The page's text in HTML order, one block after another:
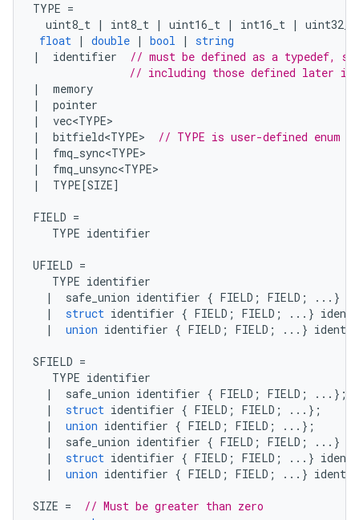
TYPE =
uint8_t | int8_t | uint16_t | int16_t |
float | double | bool |
string
|
identifier
// must be defined as a typedef,
// including those defined later
|
memory
|
pointer
|
vec<TYPE>
|
bitfield<TYPE>
// TYPE is user-defined enum
|
fmq_sync<TYPE>
|
fmq_unsync<TYPE>
|
TYPE[SIZE]
FIELD =
TYPE identifier
UFIELD =
TYPE identifier
|
safe_union identifier { FIELD ; FIELD ; ...}
|
struct identifier { FIELD ; FIELD ; ...}
|
union identifier { FIELD ; FIELD ; ...}
SFIELD =
TYPE identifier
|
safe_union identifier { FIELD ; FIELD ;
...};
|
struct identifier { FIELD ; FIELD ;
...};
|
union identifier { FIELD ; FIELD ;
...};
|
safe_union identifier { FIELD ; FIELD ; ...}
|
struct identifier { FIELD ; FIELD ; ...}
|
union identifier { FIELD ; FIELD ; ...}
SIZE =
// Must be greater than zero